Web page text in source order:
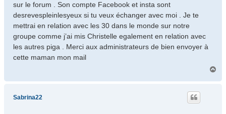
sur le forum . Son compte Facebook et insta sont
desrevespleinlesyeux si tu veux échanger avec moi . Je te
mettrai en relation avec les 30 dans le monde sur notre
groupe comme j’ai mis Christelle egalement en relation avec
les autres piga . Merci aux administrateurs de bien envoyer à
cette maman mon mail
Sabrina22